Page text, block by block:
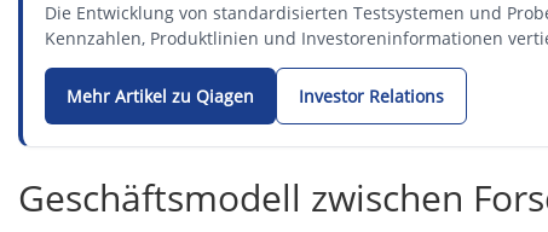
Die Entwicklung von standardisierten Testsystemen und
Kennzahlen, Produktlinien und Investoreninformationen
Mehr Artikel zu Qiagen Investor Relations
Geschäftsmodell zwischen